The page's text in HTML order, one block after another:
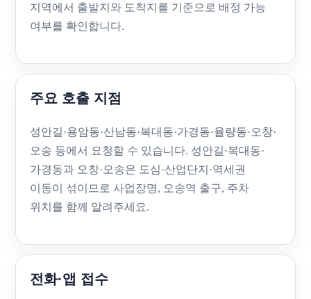
지역에서 출발지와 도착지를 기준으로 배정 가능
여부를 확인합니다.
주요 호출 지점
성안길·용암동·산남동·복대동·가경동·율량동·오창·
오송 등에서 요청할 수 있습니다. 성안길·복대동·
가경동과 오창·오송은 도심·산업단지·역세권
이동이 섞이므로 사업장명, 오송역 출구, 주차
위치를 함께 알려주세요.
전화·앱 접수